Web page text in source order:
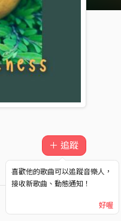
＋ 追蹤
喜歡他的歌曲可以追蹤音樂人，
接收新歌曲、動態通知！
好喔